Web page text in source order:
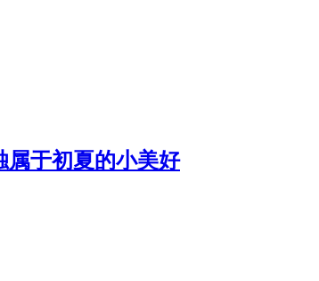
属于初夏的小美好